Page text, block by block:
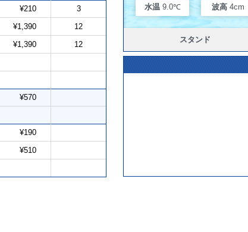
¥210 3
¥1,390 12
¥1,390 12
¥570
¥190
¥510
水温 9.0℃ 波高 4cm
スタンド